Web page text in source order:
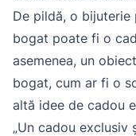
De pildă, o bijuterie
bogat poate fi o
asemenea, un
bogat, cum ar fi o
altă idee de cadou
„Un cadou exclusiv